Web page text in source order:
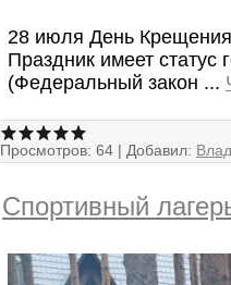
28 июля День
Праздник имеет статус
(Федеральный закон ...
Просмотров: 64 | Добавил:
Спортивный